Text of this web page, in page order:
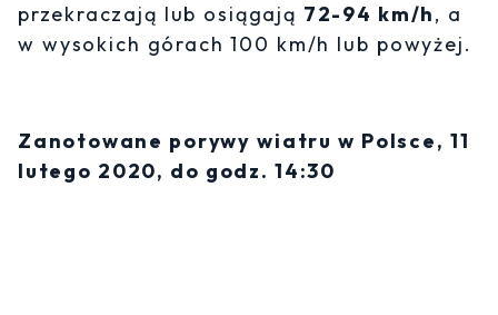
przekraczają lub osiągają 72-94 km/h, a
w wysokich górach 100 km/h lub powyżej.
Zanotowane porywy wiatru w Polsce, 11
lutego 2020, do godz. 14:30